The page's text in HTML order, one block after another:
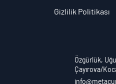
Gizlilik Politikası
Özgürlük,
Çayırova/